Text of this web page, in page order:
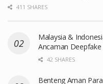
411 SHARES
Malaysia &
Ancaman Deepfake
42 SHARES
Benteng Aman